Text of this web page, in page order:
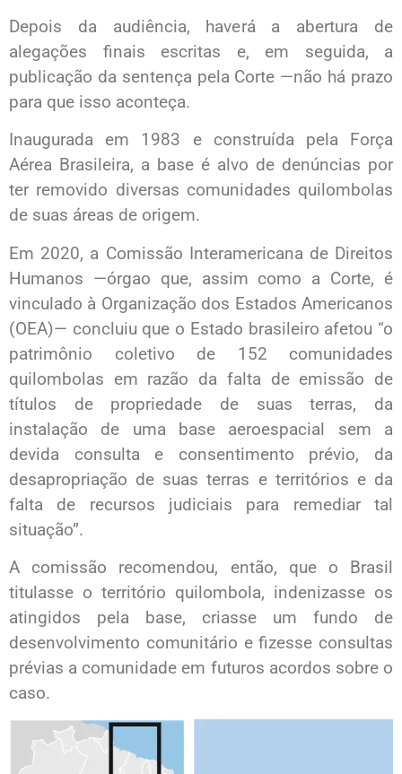
Depois da audiência, haverá a abertura de
alegações finais escritas e, em seguida, a
publicação da sentença pela Corte —não há prazo
para que isso aconteça.
Inaugurada em 1983 e construída pela Força
Aérea Brasileira, a base é alvo de denúncias por
ter removido diversas comunidades quilombolas
de suas áreas de origem.
Em 2020, a Comissão Interamericana de Direitos
Humanos —órgao que, assim como a Corte, é
vinculado à Organização dos Estados Americanos
(OEA)— concluiu que o Estado brasileiro afetou “o
patrimônio coletivo de 152 comunidades
quilombolas em razão da falta de emissão de
títulos de propriedade de suas terras, da
instalação de uma base aeroespacial sem a
devida consulta e consentimento prévio, da
desapropriação de suas terras e territórios e da
falta de recursos judiciais para remediar tal
situação”.
A comissão recomendou, então, que o Brasil
titulasse o território quilombola, indenizasse os
atingidos pela base, criasse um fundo de
desenvolvimento comunitário e fizesse consultas
prévias a comunidade em futuros acordos sobre o
caso.